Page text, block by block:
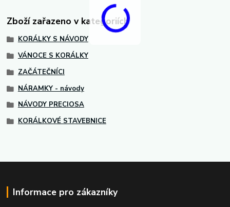
Zboží zařazeno v kategoriích
KORÁLKY S NÁVODY
VÁNOCE S KORÁLKY
ZAČÁTEČNÍCI
NÁRAMKY - návody
NÁVODY PRECIOSA
KORÁLKOVÉ STAVEBNICE
Informace pro zákazníky